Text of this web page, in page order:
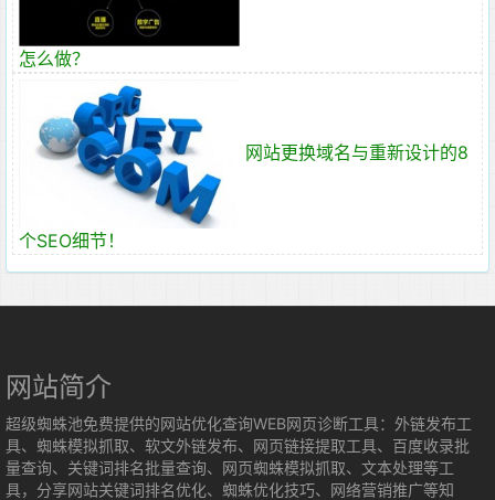
怎么做？
网站更换域名与重新设计的8
个SEO细节！
网站简介
超级蜘蛛池免费提供的网站优化查询WEB网页诊断工具：外链发布工
具、蜘蛛模拟抓取、软文外链发布、网页链接提取工具、百度收录批
量查询、关键词排名批量查询、网页蜘蛛模拟抓取、文本处理等工
具，分享网站关键词排名优化、蜘蛛优化技巧、网络营销推广等知